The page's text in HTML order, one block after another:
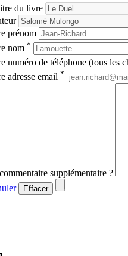
du livre
prénom
nom *
numéro de téléphone (tous les
adresse email *
supplémentaire ?
Effacer